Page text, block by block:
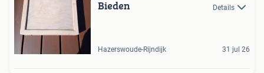
Bieden Details
Hazerswoude-Rijndijk 31 jul 26